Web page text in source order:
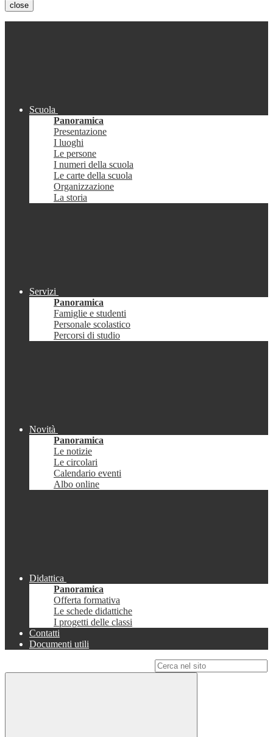
close
Scuola
Panoramica
Presentazione
I luoghi
Le persone
I numeri della scuola
Le carte della scuola
Organizzazione
La storia
Servizi
Panoramica
Famiglie e studenti
Personale scolastico
Percorsi di studio
Novità
Panoramica
Le notizie
Le circolari
Calendario eventi
Albo online
Didattica
Panoramica
Offerta formativa
Le schede didattiche
I progetti delle classi
Contatti
Documenti utili